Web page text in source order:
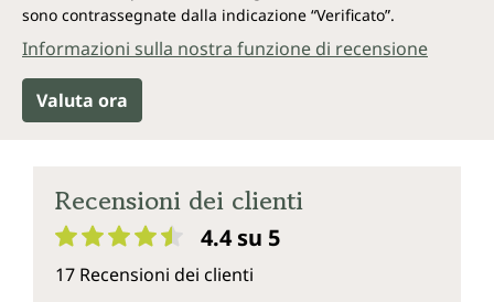
sono contrassegnate dalla indicazione “Verificato”.
Informazioni sulla nostra funzione di recensione
Valuta ora
Recensioni dei clienti
4.4 su 5
17 Recensioni dei clienti